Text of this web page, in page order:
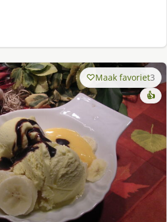
Maak favoriet3
👍